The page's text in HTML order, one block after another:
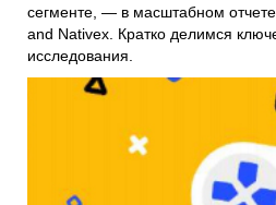
сегменте, — в масштабном отчете
and Nativex . Кратко делимся
исследования.